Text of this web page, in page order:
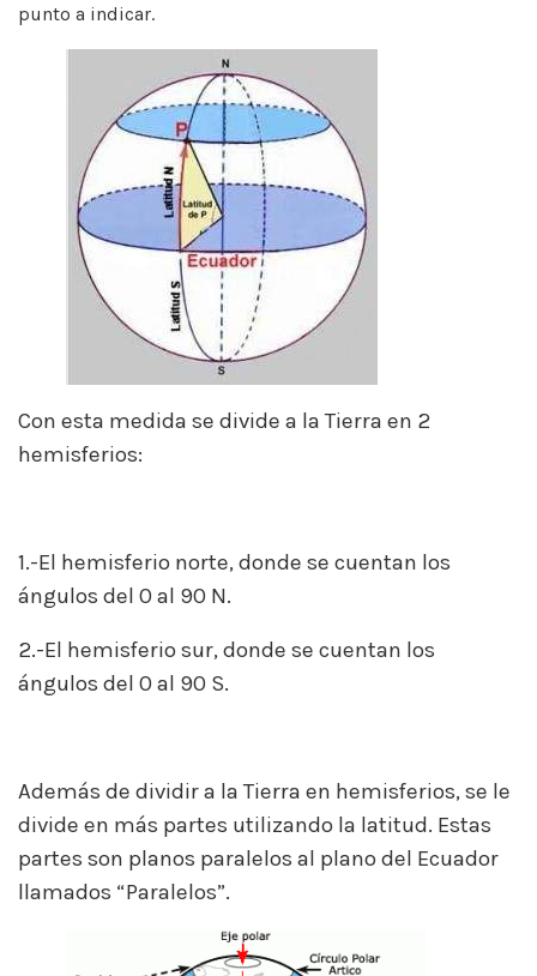
punto a indicar.
Con esta medida se divide a la Tierra en 2
hemisferios:
1.-El hemisferio norte, donde se cuentan los
ángulos del 0 al 90 N.
2.-El hemisferio sur, donde se cuentan los
ángulos del 0 al 90 S.
Además de dividir a la Tierra en hemisferios, se le
divide en más partes utilizando la latitud. Estas
partes son planos paralelos al plano del Ecuador
llamados “Paralelos”.